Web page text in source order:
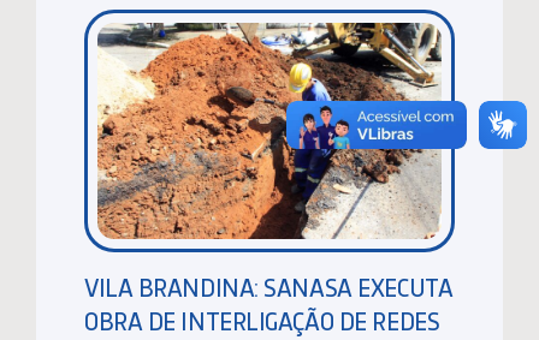
VILA BRANDINA: SANASA EXECUTA
OBRA DE INTERLIGAÇÃO DE REDES